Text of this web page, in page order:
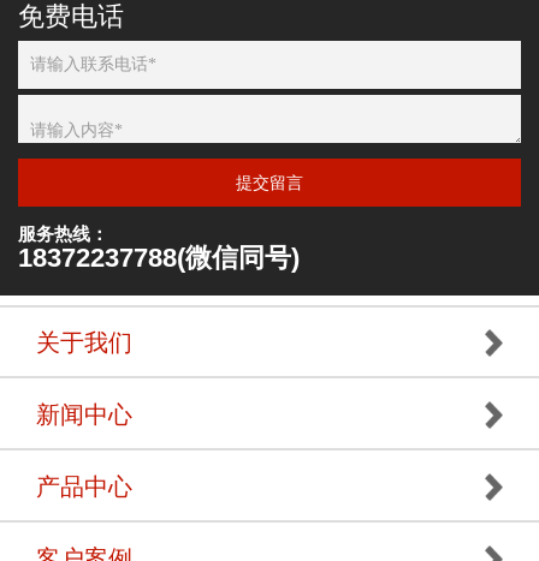
免费电话
提交留言
服务热线：
18372237788(微信同号)
关于我们
新闻中心
产品中心